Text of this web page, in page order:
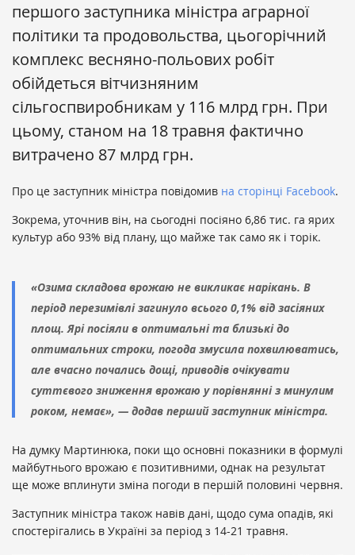
першого заступника міністра аграрної
політики та продовольства, цьогорічний
комплекс весняно-польових робіт
обійдеться вітчизняним
сільгоспвиробникам у 116 млрд грн. При
цьому, станом на 18 травня фактично
витрачено 87 млрд грн.
Про це заступник міністра повідомив на сторінці Facebook.
Зокрема, уточнив він, на сьогодні посіяно 6,86 тис. га ярих
культур або 93% від плану, що майже так само як і торік.
«Озима складова врожаю не викликає нарікань. В
період перезимівлі загинуло всього 0,1% від засіяних
площ. Ярі посіяли в оптимальні та близькі до
оптимальних строки, погода змусила похвилюватись,
але вчасно почались дощі, приводів очікувати
суттєвого зниження врожаю у порівнянні з минулим
роком, немає», — додав перший заступник міністра.
На думку Мартинюка, поки що основні показники в формулі
майбутнього врожаю є позитивними, однак на результат
ще може вплинути зміна погоди в першій половині червня.
Заступник міністра також навів дані, щодо сума опадів, які
спостерігались в Україні за період з 14-21 травня.